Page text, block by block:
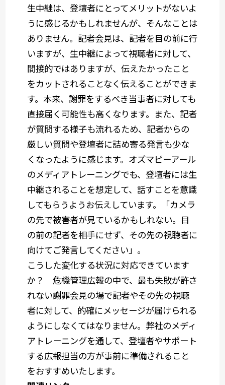
生中継は、登壇者にとってメリットがないよ
うに感じるかもしれませんが、そんなことは
ありません。記者会見は、記者を目の前に行
いますが、生中継によって視聴者に対して、
間接的ではありますが、伝えたかったこと
をカットされることなく伝えることができま
す。本来、謝罪をするべき当事者に対しても
直接届く可能性も高くなります。また、記者
が質問する様子も流れるため、 記者からの
厳しい質問や登壇者に詰め寄る発言も少な
くなったように感じます。オズマピーアール
のメディアトレーニングでも、登壇者には生
中継されることを想定して、話すことを意識
してもらうようお伝えしています。「カメラ
の先で被害者が見ているかもしれない。目
の前の記者を相手にせず、その先の視聴者に
向けてご発言してください」。
こうした変化する状況に対応できています
か？ 危機管理広報の中で、最も失敗が許さ
れない謝罪会見の場で記者やその先の視聴
者に対して、的確にメッセージが届けられる
ようにしなくてはなりません。弊社のメディ
アトレーニングを通して、登壇者やサポート
する広報担当の方が事前に準備されること
をおすすめいたします。